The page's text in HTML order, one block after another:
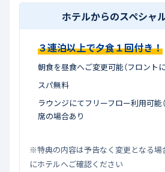
ホテルからのスペシャ
３連泊以上で夕食１回付き！
朝食を昼食へご変更可能（フロント
スパ無料
ラウンジにてフリーフロー利用可能
席の場合あり
※特典の内容は予告なく変更となる場
にホテルへご確認ください